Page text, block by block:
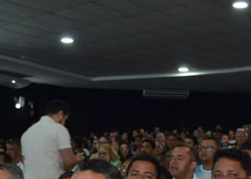
DIA
na ponte do
nesta
terá
BR-135